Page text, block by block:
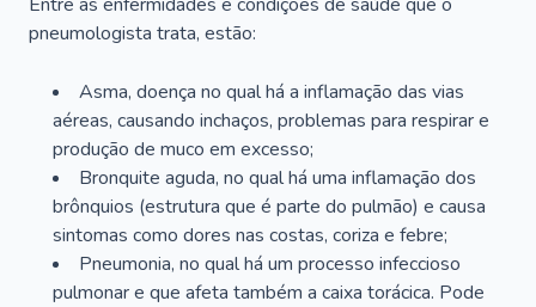
pneumologista trata, estão:
Asma, doença no qual há a inflamação das vias
aéreas, causando inchaços, problemas para respirar e
produção de muco em excesso;
Bronquite aguda, no qual há uma inflamação dos
brônquios (estrutura que é parte do pulmão) e causa
sintomas como dores nas costas, coriza e febre;
Pneumonia, no qual há um processo infeccioso
pulmonar e que afeta também a caixa torácica. Pode